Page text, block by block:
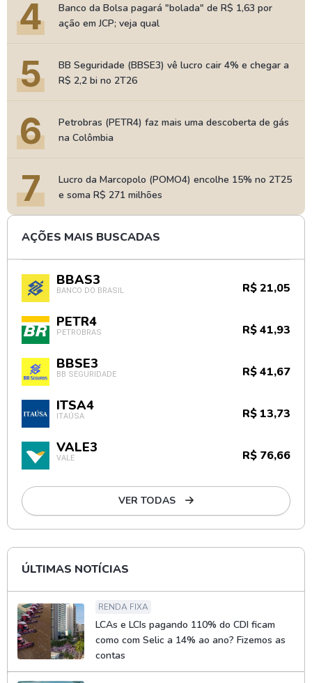
4
Banco da Bolsa pagará "bolada" de R$ 1,63 por
ação em JCP; veja qual
5
BB Seguridade (BBSE3) vê lucro cair 4% e chegar a
R$ 2,2 bi no 2T26
6
Petrobras (PETR4) faz mais uma descoberta de gás
na Colômbia
7
Lucro da Marcopolo (POMO4) encolhe 15% no 2T25
e soma R$ 271 milhões
AÇÕES MAIS BUSCADAS
BBAS3
BANCO DO BRASIL R$ 21,05
PETR4
PETROBRAS R$ 41,93
BBSE3
BB SEGURIDADE R$ 41,67
ITSA4
ITAÚSA R$ 13,73
VALE3
VALE R$ 76,66
VER TODAS
ÚLTIMAS NOTÍCIAS
RENDA FIXA
LCAs e LCIs pagando 110% do CDI ficam
como com Selic a 14% ao ano? Fizemos as
contas